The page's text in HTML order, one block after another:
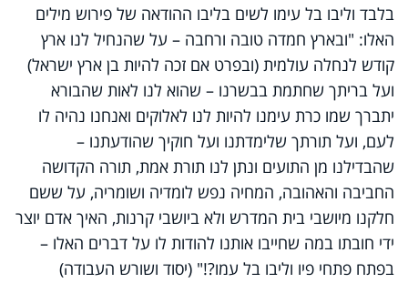
בלבד וליבו בל עימו לשים בליבו ההודאה של פירוש מילים
האלו: "ובארץ חמדה טובה ורחבה – על שהנחיל לנו ארץ
קודש לנחלה עולמית (ובפרט אם זכה להיות בן ארץ ישראל)
ועל בריתך שחתמת בבשרנו – שהוא לנו לאות שהבורא
יתברך שמו כרת עימנו להיות לנו לאלוקים ואנחנו נהיה לו
לעם, ועל תורתך שלימדתנו ועל חוקיך שהודעתנו –
שהבדילנו מן התועים ונתן לנו תורת אמת, תורה הקדושה
החביבה והאהובה, המחיה נפש לומדיה ושומריה, על ששם
חלקנו מיושבי בית המדרש ולא ביושבי קרנות, האיך אדם יוצר
ידי חובתו במה שחייבו אותנו להודות לו על דברים האלו –
בפתח פתחי פיו וליבו בל עמו?!" (יסוד ושורש העבודה)